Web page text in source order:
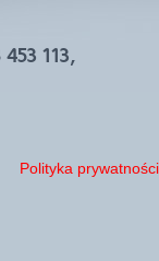
113,
Polityka prywatności